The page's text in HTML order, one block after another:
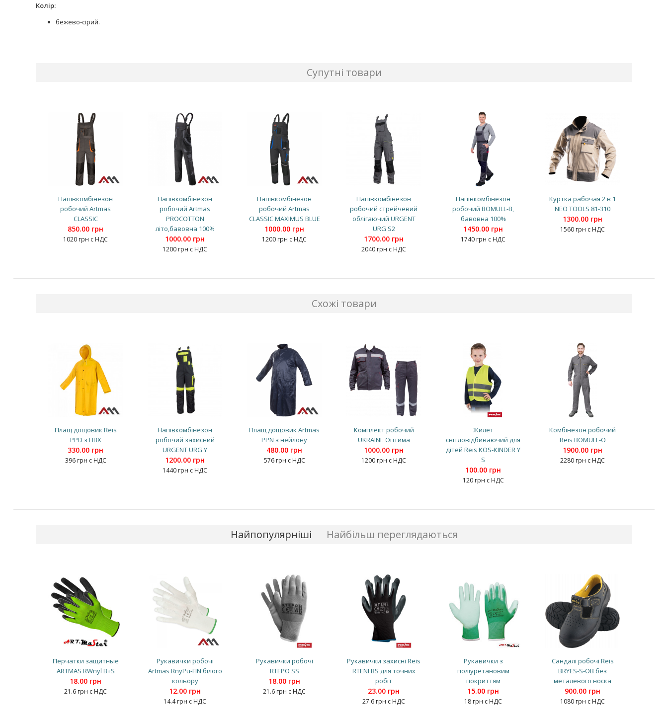
Колір:
бежево-сірий.
Супутні товари
Напівкомбінезон
робочий Artmas
CLASSIC
850.00 грн
1020 грн с НДС
Напівкомбінезон
робочий Artmas
PROCOTTON
літо,бавовна 100%
1000.00 грн
1200 грн с НДС
Напівкомбінезон
робочий Artmas
CLASSIC MAXIMUS BLUE
1000.00 грн
1200 грн с НДС
Напівкомбінезон
робочий стрейчевий
облігаючий URGENT
URG S2
1700.00 грн
2040 грн с НДС
Напівкомбінезон
робочий BOMULL-B,
бавовна 100%
1450.00 грн
1740 грн с НДС
Куртка рабочая 2 в 1
NEO TOOLS 81-310
1300.00 грн
1560 грн с НДС
Схожі товари
Плащ дощовик Reis
PPD з ПВХ
330.00 грн
396 грн с НДС
Напівкомбінезон
робочий захисний
URGENT URG Y
1200.00 грн
1440 грн с НДС
Плащ дощовик Artmas
PPN з нейлону
480.00 грн
576 грн с НДС
Комплект робочий
UKRAINE Оптима
1000.00 грн
1200 грн с НДС
Жилет
світловідбиваючий для
дітей Reis KOS-KINDER Y
S
100.00 грн
120 грн с НДС
Комбінезон робочий
Reis BOMULL-O
1900.00 грн
2280 грн с НДС
Найпопулярніші Найбільш переглядаються
Перчатки защитные
ARTMAS RWnyl B+S
18.00 грн
21.6 грн с НДС
Рукавички робочі
Artmas RnyPu-FIN білого
кольору
12.00 грн
14.4 грн с НДС
Рукавички робочі
RTEPO SS
18.00 грн
21.6 грн с НДС
Рукавички захисні Reis
RTENI BS для точних
робіт
23.00 грн
27.6 грн с НДС
Рукавички з
поліуретановим
покриттям
15.00 грн
18 грн с НДС
Сандалі робочі Reis
BRYES-S-OB без
металевого носка
900.00 грн
1080 грн с НДС